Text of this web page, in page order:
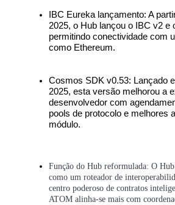
IBC Eureka lançamento: A
2025, o Hub lançou o IBC v2 e
permitindo conectividade com
como Ethereum.
Cosmos SDK v0.53: Lançado
2025, esta versão melhorou a
desenvolvedor com
pools de protocolo e melhores
módulo.
Função do Hub reformulada: O Hub
como um roteador de
centro poderoso de contratos
ATOM alinha-se mais com